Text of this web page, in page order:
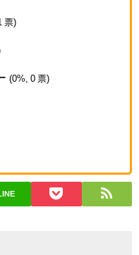
票)
(0%, 0 票)